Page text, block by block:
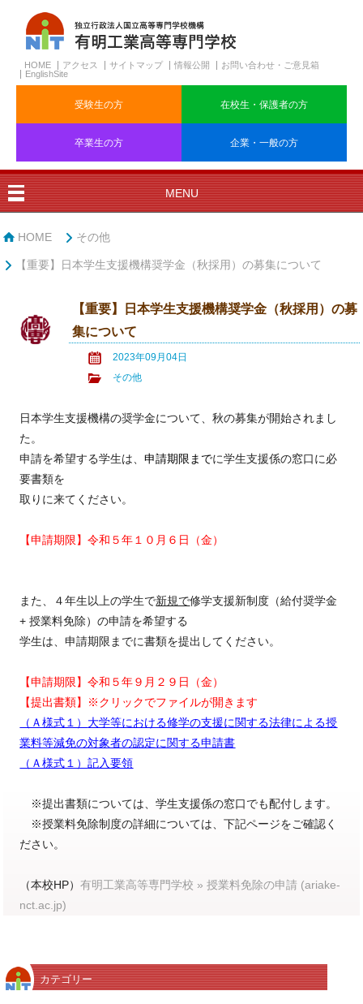
HOME アクセス サイトマップ 情報公開
お問い合わせ・ご意見箱
EnglishSite
受験生の方 在校生・保護者の方
卒業生の方 企業・一般の方
MENU
HOME その他
【重要】日本学生支援機構奨学金（秋採用）の募集について
【重要】日本学生支援機構奨学金（秋採用）の募
集について
2023年09月04日
その他
日本学生支援機構の奨学金について、秋の募集が開始されまし
た。
申請を希望する学生は、申請期限までに学生支援係の窓口に必
要書類を
取りに来てください。
【申請期限】令和５年１０月６日（金）
また、４年生以上の学生で新規で修学支援新制度（給付奨学金
+ 授業料免除）の申請を希望する
学生は、申請期限までに書類を提出してください。
【申請期限】令和５年９月２９日（金）
【提出書類】※クリックでファイルが開きます
（Ａ様式１） 大学等における修学の支援に関する法律による授
業料等減免の対象者の認定に関する申請書
（Ａ様式１）記入要領
※提出書類については、学生支援係の窓口でも配付します。
※授業料免除制度の詳細については、下記ページをご確認く
ださい。
（本校HP）有明工業高等専門学校 » 授業料免除の申請 (ariake-
nct.ac.jp)
カテゴリー